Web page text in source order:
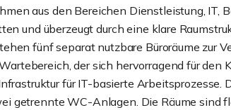
aus den Bereichen Dienstleistung, IT,
und überzeugt durch eine klare
fünf separat nutzbare Büroräume zur
der sich hervorragend für den
für IT-basierte Arbeitsprozesse.
getrennte WC-Anlagen. Die Räume sind